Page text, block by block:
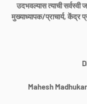
उदभवल्यास त्याची सर्वस्वी
मुख्याध्यापक/प्राचार्य, केंद्र
Mahesh